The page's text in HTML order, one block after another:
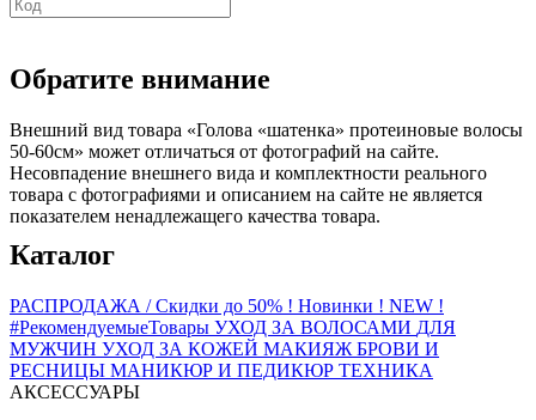
Обратите внимание
Внешний вид товара «Голова «шатенка» протеиновые волосы
50-60см» может отличаться от фотографий на сайте.
Несовпадение внешнего вида и комплектности реального
товара с фотографиями и описанием на сайте не является
показателем ненадлежащего качества товара.
Каталог
РАСПРОДАЖА / Скидки до 50% ! Новинки ! NEW !
#РекомендуемыеТовары УХОД ЗА ВОЛОСАМИ ДЛЯ
МУЖЧИН УХОД ЗА КОЖЕЙ МАКИЯЖ БРОВИ И
РЕСНИЦЫ МАНИКЮР И ПЕДИКЮР ТЕХНИКА
АКСЕССУАРЫ